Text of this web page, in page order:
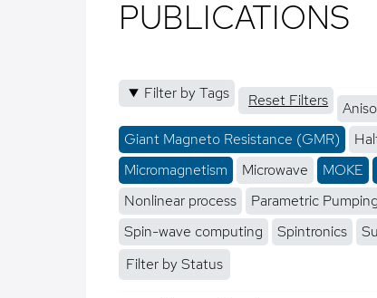
PUBLICATIONS
Filter by Tags Reset Filters
Giant Magneto Resistance (GMR)
Micromagnetism
Microwave MOKE
Nonlinear process
Parametric Pumping
Spin-wave computing
Spintronics
Filter by Status